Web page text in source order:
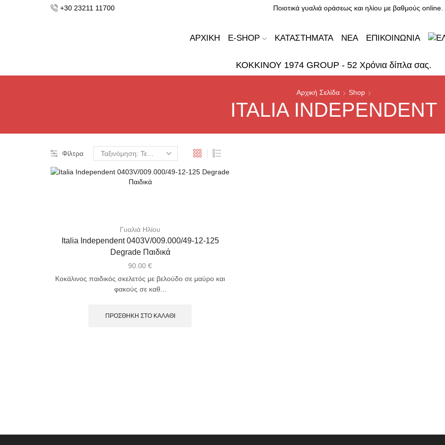
+30 23211 11700
για παραγγελίες από 50€ και άνω. Ποιοτικά γυαλιά οράσεως και ηλίου με βαθμούς online.
ΑΡΧΙΚΗ E-SHOP ΚΑΤΑΣΤΉΜΑΤΑ ΝΈΑ ΕΠΙΚΟΙΝΩΝΊΑ
ΚΟΚΚΙΝΟΥ 1974 GROUP - 52 Χρόνια δίπλα σας.
Αρχική Σελίδα Shop
ITALIA INDEPENDENT
Φίλτρα
Γυαλιά Ηλίου
Italia Independent 0403V/009.000/49-12-125
Degrade Παιδικά
90.00 €
Κοκάλινος παιδικός σκελετός με βελούδο σε μαύρο και
φακούς σε καθ...
ΠΡΟΣΘΉΚΗ ΣΤΟ ΚΑΛΆΘΙ